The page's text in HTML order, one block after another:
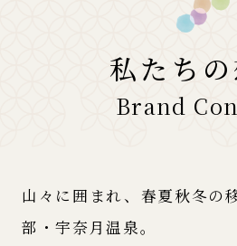
私たち
Brand
山々に囲まれ、春夏秋冬の
部・宇奈月温泉。